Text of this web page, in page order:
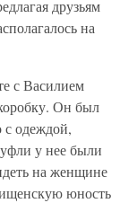
друзьям
на
с Василием
Он был
одеждой,
у нее были
на женщине
юность